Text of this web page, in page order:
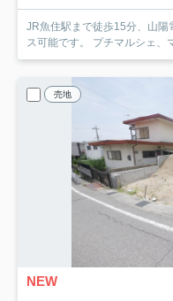
JR魚住駅まで徒歩15分、山陽
ス可能です。 プチマルシェ、
売地
NEW